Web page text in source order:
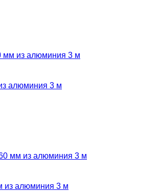
алюминия 3 м
из алюминия 3 м